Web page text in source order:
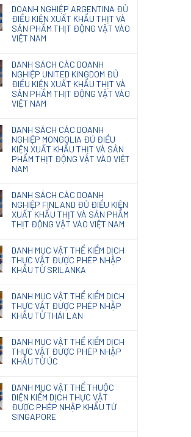
diệt
nấm
mốc
DOANH NGHIỆP ARGENTINA ĐỦ
ĐIỀU KIỆN XUẤT KHẨU THỊT VÀ
SẢN PHẨM THỊT ĐỘNG VẬT VÀO
VIỆT NAM
DANH SÁCH CÁC DOANH
NGHIỆP UNITED KINGDOM ĐỦ
ĐIỀU KIỆN XUẤT KHẨU THỊT VÀ
SẢN PHẨM THỊT ĐỘNG VẬT VÀO
VIỆT NAM
DANH SÁCH CÁC DOANH
NGHIỆP MONGOLIA ĐỦ ĐIỀU
KIỆN XUẤT KHẨU THỊT VÀ SẢN
PHẨM THỊT ĐỘNG VẬT VÀO VIỆT
NAM
DANH SÁCH CÁC DOANH
NGHIỆP FINLAND ĐỦ ĐIỀU KIỆN
XUẤT KHẨU THỊT VÀ SẢN PHẨM
THỊT ĐỘNG VẬT VÀO VIỆT NAM
DANH MỤC VẬT THỂ KIỂM DỊCH
THỰC VẬT ĐƯỢC PHÉP NHẬP
KHẨU TỪ SRILANKA
DANH MỤC VẬT THỂ KIỂM DỊCH
THỰC VẬT ĐƯỢC PHÉP NHẬP
KHẨU TỪ THÁI LAN
DANH MỤC VẬT THỂ KIỂM DỊCH
THỰC VẬT ĐƯỢC PHÉP NHẬP
KHẨU TỪ ÚC
DANH MỤC VẬT THỂ THUỘC
DIỆN KIỂM DỊCH THỰC VẬT
ĐƯỢC PHÉP NHẬP KHẨU TỪ
SINGAPORE